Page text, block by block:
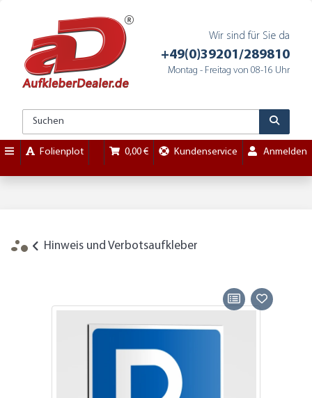
Wir sind für Sie da
+49(0)39201/289810
Montag - Freitag von 08-16 Uhr
Folienplot 0,00 € Kundenservice Anmelden
Hinweis und Verbotsaufkleber